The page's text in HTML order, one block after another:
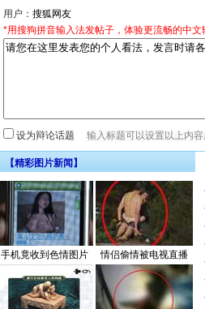
用户：
*用搜狗拼音输入法发帖子，体验更流畅的中文
设为辩论话题
【精彩图片新闻】
手机竟收到色情图片 情侣偷情被电视直播
·
·
·
·
·
·
·